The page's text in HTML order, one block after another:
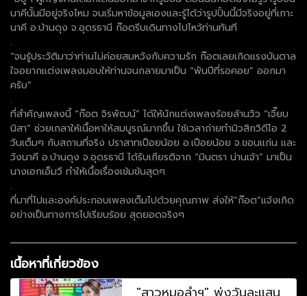
นาคีนั้นมีอยู่จริงไหม จนเริ่มหาข้อมูลเองและรู้ได้ว่ารูปปั้นนี้มีจริงอยู่ที่เกาะ
นาคี อ.บ้านดุง จ.อุดรธานี ก๊อตรีบเดินทางไปไหว้ท่านทันที
.
“จนรู้ประวัติมาว่าท่านไม่ค่อยสมหวังกับความรัก ก๊อตเลยเกิดแรงบันดาล
ใจอยากแต่งเพลงมอบให้ท่านจนกลายมาเป็น “พันปีที่รอคอย” ออกมา
ครับ”
.
ที่สำคัญเพลงนี้ “ก๊อต จิรพัฒน์” ได้ให้นักแต่งเพลงร้อยล้านวิว “เจี๊ยบ
นิสา” ช่วยเกลาให้เนื้อหาให้สมบูรณ์มากขึ้น ใช้เวลาถ่ายทำมิวสิกวิดีโอ 2
วันเต็มๆ กับสถานที่จริง ปราสาทเปือยน้อย อ.เปือยน้อย จ.ขอนแก่น และ
วังนาคี อ.บ้านดุง จ.อุดรธานี ได้รับเกียรติจาก “มินตรา น่านเจ้า” มาเป็น
นางเอกเอ็มวี ทำให้เนื้อเรื่องเข้มข้นสุดๆ
.
ที่มาที่ไปและองค์ประกอบเพลงเต็มไปด้วยคุณภาพ ส่งให้“ก๊อต”แจ้งเกิด
อย่างเป็นทางการไปเรียบร้อย สุดยอดจริงๆ
เนื้อหาที่เกี่ยวข้อง